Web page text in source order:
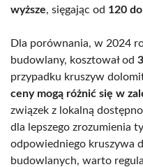
wyższe, sięgając od 120
Dla porównania, w 2024
budowlany, kosztował od
przypadku kruszyw
ceny mogą różnić się w
związek z lokalną
dla lepszego zrozumienia
odpowiedniego kruszywa
budowlanych, warto